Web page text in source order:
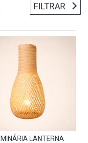
FILTRAR
LANTERNA